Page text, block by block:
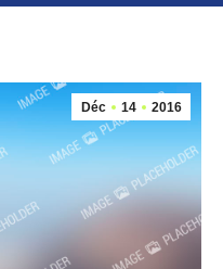
Déc 14 2016